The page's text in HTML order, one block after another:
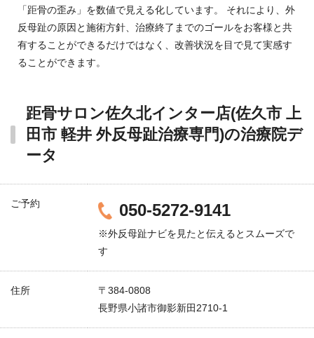
「距骨の歪み」を数値で見える化しています。 それにより、外
反母趾の原因と施術方針、治療終了までのゴールをお客様と共
有することができるだけではなく、改善状況を目で見て実感す
ることができます。
距骨サロン佐久北インター店(佐久市 上
田市 軽井 外反母趾治療専門)の治療院デ
ータ
ご予約 050-5272-9141
※外反母趾ナビを見たと伝えるとスムーズで
す
住所
〒384-0808
長野県小諸市御影新田2710-1